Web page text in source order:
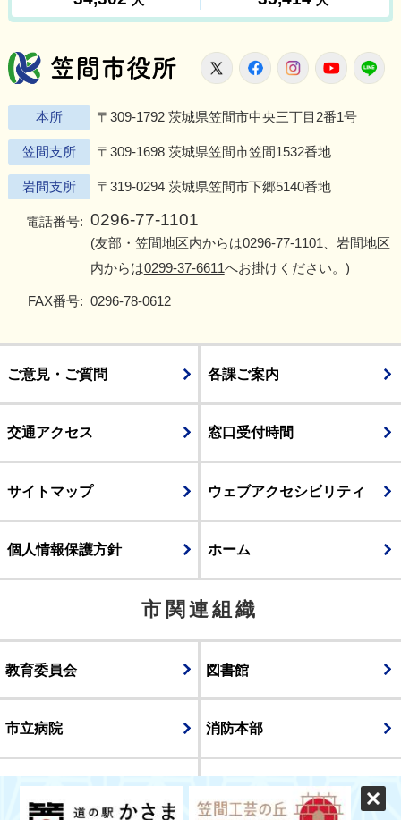
笠間市役所
X FacebookInstagram
本所 〒309-1792 茨城県笠間市中央三丁目2番1号
笠間支所 〒309-1698 茨城県笠間市笠間1532番地
岩間支所 〒319-0294 茨城県笠間市下郷5140番地
電話番号: 0296-77-1101
(友部・笠間地区内からは0296-77-1101 、岩間地区
内からは0299-37-6611へお掛けください。)
FAX番号: 0296-78-0612
ご意見・ご質問 各課ご案内
交通アクセス 窓口受付時間
サイトマップ ウェブアクセシビリティ
個人情報保護方針 ホーム
市関連組織
教育委員会 図書館
市立病院 消防本部
議会